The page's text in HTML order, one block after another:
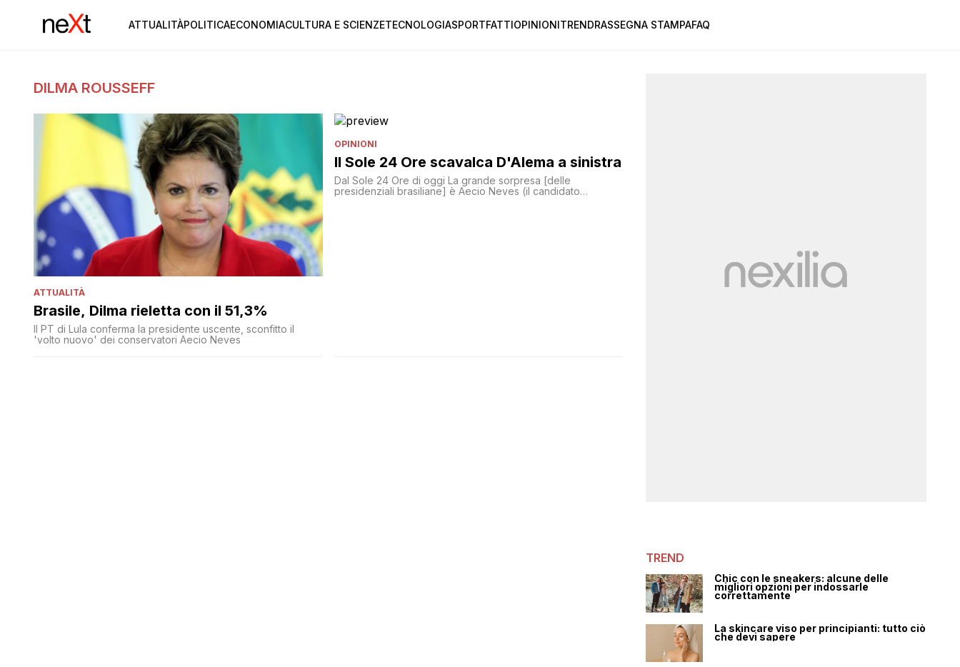
ATTUALITÀPOLITICAECONOMIACULTURA E SCIENZETECNOLOGIASPORTFATTIOPINIONITRENDRASSEGNA STAMPAFAQ
DILMA ROUSSEFF
ATTUALITÀ
Brasile, Dilma rieletta con il 51,3%
Il PT di Lula conferma la presidente uscente, sconfitto il
'volto nuovo' dei conservatori Aecio Neves
OPINIONI
Il Sole 24 Ore scavalca D'Alema a sinistra
Dal Sole 24 Ore di oggi La grande sorpresa [delle
presidenziali brasiliane] è Aecio Neves (il candidato
TREND
Chic con le sneakers: alcune delle
migliori opzioni per indossarle
correttamente
La skincare viso per principianti: tutto ciò
che devi sapere